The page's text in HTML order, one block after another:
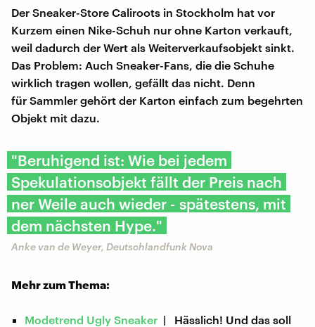
Der Sneaker-Store Caliroots in Stockholm hat vor
Kurzem einen Nike-Schuh nur ohne Karton verkauft,
weil dadurch der Wert als Weiterverkaufsobjekt sinkt.
Das Problem: Auch Sneaker-Fans, die die Schuhe
wirklich tragen wollen, gefällt das nicht. Denn
für Sammler gehört der Karton einfach zum begehrten
Objekt mit dazu.
"Beruhigend ist: Wie bei jedem
Spekulationsobjekt fällt der Preis nach
ner Weile auch wieder - spätestens, mit
dem nächsten Hype."
Anke van de Weyer, Deutschlandfunk Nova
Mehr zum Thema:
Modetrend Ugly Sneaker | Hässlich! Und das soll